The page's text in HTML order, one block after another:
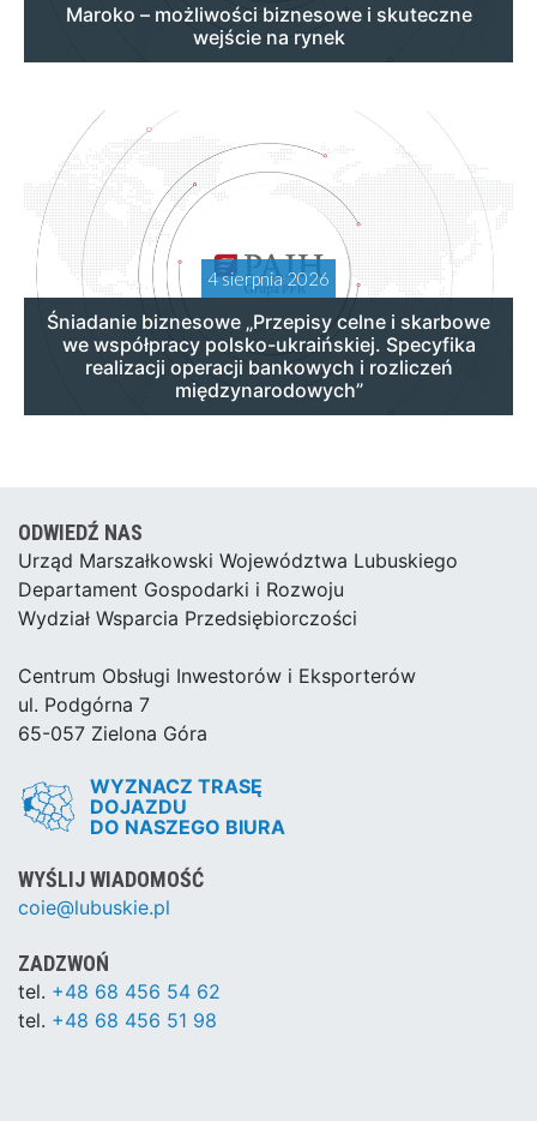
Maroko – możliwości biznesowe i skuteczne
wejście na rynek
4 sierpnia 2026
Śniadanie biznesowe „Przepisy celne i skarbowe
we współpracy polsko-ukraińskiej. Specyfika
realizacji operacji bankowych i rozliczeń
międzynarodowych”
ODWIEDŹ NAS
Urząd Marszałkowski Województwa Lubuskiego
Departament Gospodarki i Rozwoju
Wydział Wsparcia Przedsiębiorczości
Centrum Obsługi Inwestorów i Eksporterów
ul. Podgórna 7
65-057 Zielona Góra
WYZNACZ TRASĘ
DOJAZDU
DO NASZEGO BIURA
WYŚLIJ WIADOMOŚĆ
coie@lubuskie.pl
ZADZWOŃ
tel. +48 68 456 54 62
tel. +48 68 456 51 98